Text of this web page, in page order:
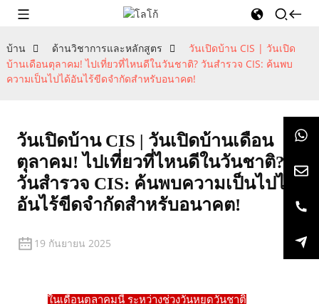
บ้าน ด้านวิชาการและหลักสูตร
วันเปิดบ้าน CIS | วันเปิด
บ้านเดือนตุลาคม! ไปเที่ยวที่ไหนดีในวันชาติ? วันสำรวจ CIS: ค้นพบ
ความเป็นไปได้อันไร้ขีดจำกัดสำหรับอนาคต!
วันเปิดบ้าน CIS | วันเปิดบ้านเดือน
ตุลาคม! ไปเที่ยวที่ไหนดีในวันชาติ?
วันสำรวจ CIS: ค้นพบความเป็นไปได้
อันไร้ขีดจำกัดสำหรับอนาคต!
19 กันยายน 2025
ในเดือนตุลาคมนี้ ระหว่างช่วงวันหยุดวันชาติ